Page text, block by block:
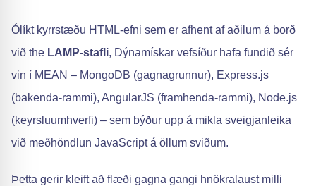
Ólíkt kyrrstæðu HTML-efni sem er afhent af aðilum á borð
við the LAMP-stafli, Dýnamískar vefsíður hafa fundið sér
vin í MEAN – MongoDB (gagnagrunnur), Express.js
(bakenda-rammi), AngularJS (framhenda-rammi), Node.js
(keyrsluumhverfi) – sem býður upp á mikla sveigjanleika
við meðhöndlun JavaScript á öllum sviðum.
Þetta gerir kleift að flæði gagna gangi hnökralaust milli